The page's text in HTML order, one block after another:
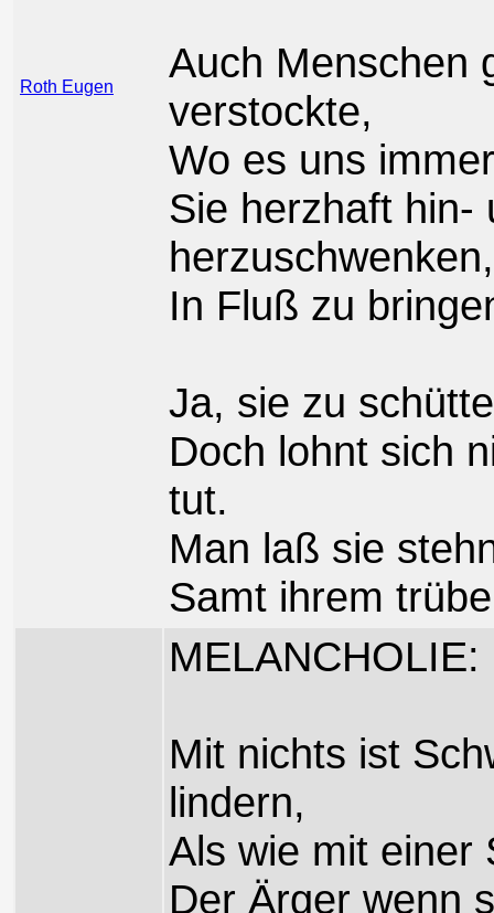
Roth Eugen
Auch Menschen
verstockte,
Wo es uns
Sie herzhaft hin-
herzuschwenken,
In Fluß zu
Ja, sie zu
Doch lohnt sich
tut.
Man laß sie
Samt ihrem
MELANCHOLIE:
Mit nichts ist
lindern,
Als wie mit einer
Der Ärger wenn